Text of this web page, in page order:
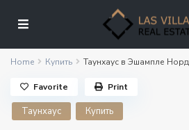
Home Купить Таунхаус в Эшампле
Таунхаус Купить
Favorite Print